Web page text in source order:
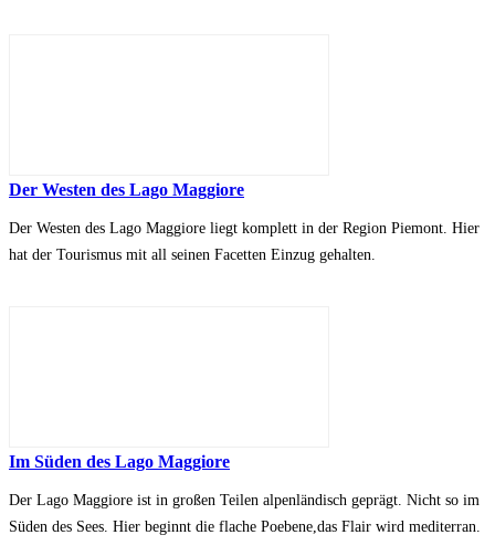
Der Westen des Lago Maggiore
Der Westen des Lago Maggiore liegt komplett in der Region Piemont. Hier
hat der Tourismus mit all seinen Facetten Einzug gehalten.
Im Süden des Lago Maggiore
Der Lago Maggiore ist in großen Teilen alpenländisch geprägt. Nicht so im
Süden des Sees. Hier beginnt die flache Poebene,das Flair wird mediterran.